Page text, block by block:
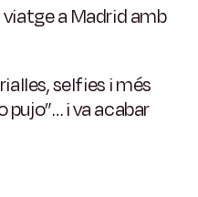
a Madrid amb
selfies i més
pujo”… i va acabar